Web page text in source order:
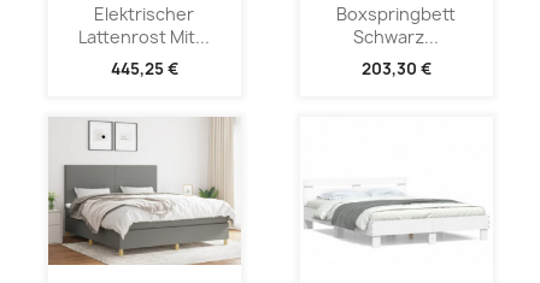
Elektrischer
Lattenrost Mit...
445,25 €
Boxspringbett
Schwarz...
203,30 €